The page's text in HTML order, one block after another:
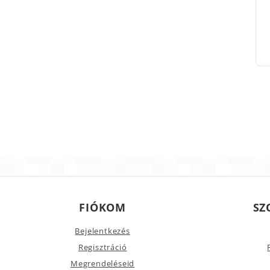
FIÓKOM
Bejelentkezés
Regisztráció
Megrendeléseid